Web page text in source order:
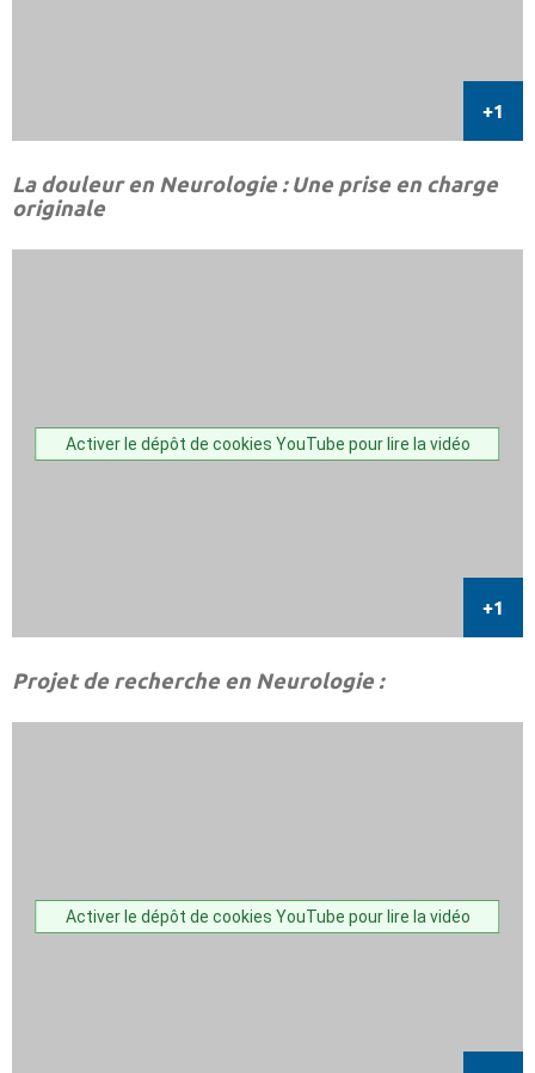
La douleur en Neurologie : Une prise en charge
originale
Activer le dépôt de cookies YouTube pour lire la vidéo
Projet de recherche en Neurologie :
Activer le dépôt de cookies YouTube pour lire la vidéo